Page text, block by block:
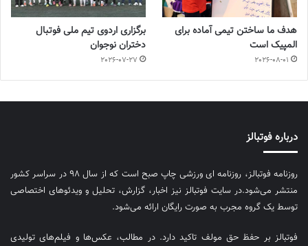
هدف ما ساختن تیمی آماده برای
المپیک است
2026-08-01
برگزاری اردوی تیم ملی فوتبال
دختران نوجوان
2026-07-27
درباره فوتبالز
روزنامه فوتبالز، روزنامه ای ورزشی چاپ صبح است که از سال ۹۸ در سراسر کشور
منتشر می‌شود.در سایت فوتبالز نیز اخبار، گزارش، تحلیل و ویدئوهای اختصاصی
توسط یک گروه مجرب به صورت رایگان ارائه می‌شود.
فوتبالز بر حفظ حق مولف تاکید دارد. در مطالب، عکس‌ها و فیلم‌های تولیدی